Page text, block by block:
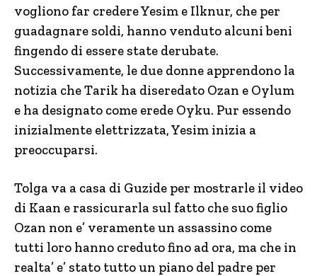
vogliono far credere Yesim e Ilknur, che per
guadagnare soldi, hanno venduto alcuni beni
fingendo di essere state derubate.
Successivamente, le due donne apprendono la
notizia che Tarik ha diseredato Ozan e Oylum
e ha designato come erede Oyku. Pur essendo
inizialmente elettrizzata, Yesim inizia a
preoccuparsi.
Tolga va a casa di Guzide per mostrarle il video
di Kaan e rassicurarla sul fatto che suo figlio
Ozan non e’ veramente un assassino come
tutti loro hanno creduto fino ad ora, ma che in
realta’ e’ stato tutto un piano del padre per